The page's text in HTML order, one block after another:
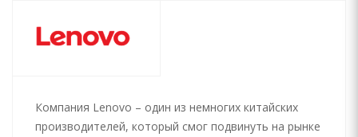
Компания Lenovo – один из немногих китайских
производителей, который смог подвинуть на рынке